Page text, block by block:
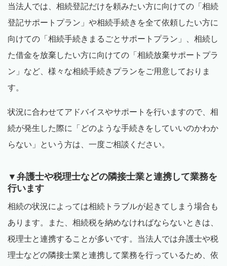
当法人では、相続登記だけを頼みたい方に向けての「相続
登記サポートプラン」や相続手続きを全て依頼したい方に
向けての「相続手続きまるごとサポートプラン」、相続し
た借金を放棄したい方に向けての「相続放棄サポートプラ
ン」など、様々な相続手続きプランをご用意しておりま
す。
状況に合わせてアドバイスやサポートを行いますので、相
続が発生した際に「どのような手続きをしていいのかわか
らない」という方は、一度ご相談ください。
▼弁護士や税理士などの隣接士業と連携して業務を
行います
相続の状況によっては相続トラブルが起きてしまう場合も
あります。また、相続税を納めなければならないときは、
税理士と連携することが多いです。当法人では弁護士や税
理士などの隣接士業と連携して業務を行っているため、依